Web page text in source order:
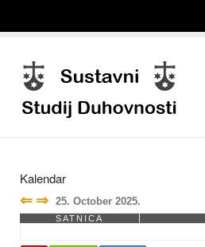
Kalendar
⇐ ⇒ 25. October 2025.
SATNICA